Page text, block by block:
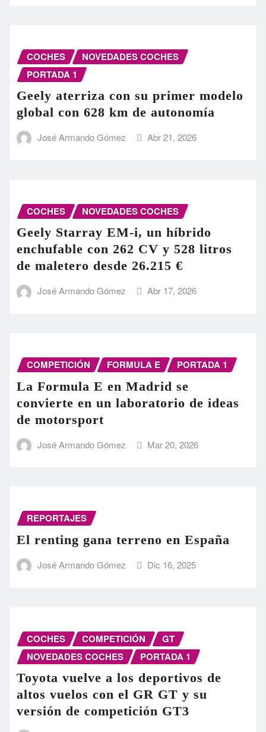
COCHES
NOVEDADES COCHES
PORTADA 1
Geely aterriza con su primer modelo
global con 628 km de autonomía
José Armando Gómez Abr 21, 2026
COCHES NOVEDADES COCHES
Geely Starray EM-i, un híbrido
enchufable con 262 CV y 528 litros
de maletero desde 26.215 €
José Armando Gómez Abr 17, 2026
COMPETICIÓN FORMULA E PORTADA 1
La Formula E en Madrid se
convierte en un laboratorio de ideas
de motorsport
José Armando Gómez Mar 20, 2026
REPORTAJES
El renting gana terreno en España
José Armando Gómez Dic 16, 2025
COCHES COMPETICIÓN
GT
NOVEDADES COCHES
PORTADA 1
Toyota vuelve a los deportivos de
altos vuelos con el GR GT y su
versión de competición GT3